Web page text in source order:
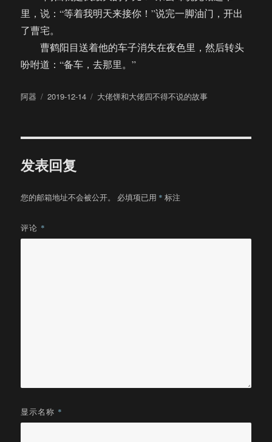
里，说：“等着我明天来接你！”说完一脚油门，开出
了曹宅。
曹鹤阳目送着他的车子消失在夜色里，然后转头
吩咐道：“备车，去那里。”
作
阿器
发
2019-12-14
分
大佬饼和大佬四不得不说的故事
发表回复
您的邮箱地址不会被公开。 必填项已用 * 标注
评论 *
显示名称 *